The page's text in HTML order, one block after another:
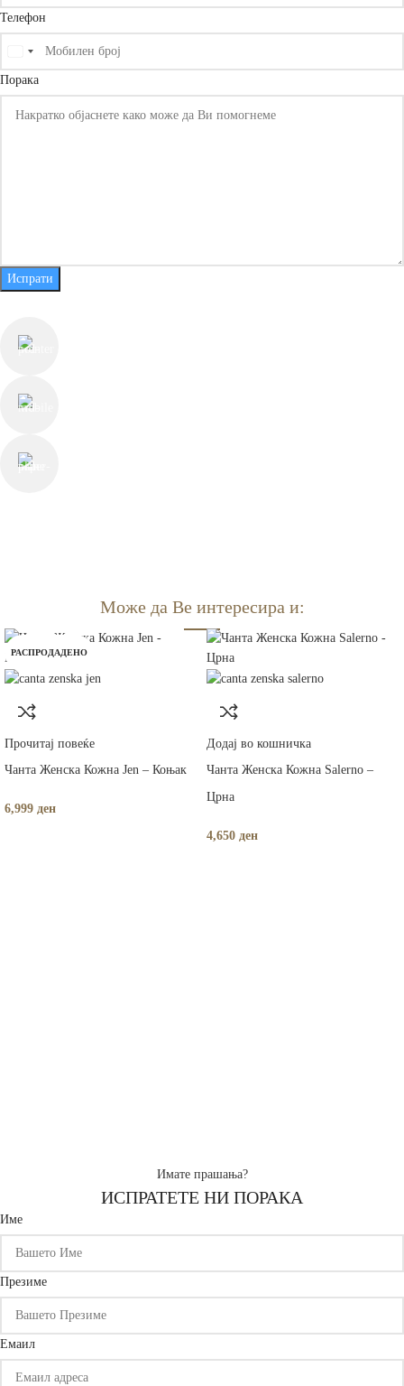
Телефон
United
States
+1
Порака
Испрати
Може да Ве интересира и:
РАСПРОДАДЕНО
Прочитај повеќе
Чанта Женска Кожна Jen – Коњак
6,999 ден
Додај во кошничка
Чанта Женска Кожна Salerno –
Црна
4,650 ден
Имате прашања?
ИСПРАТЕТЕ НИ ПОРАКА
Име
Презиме
Емаил